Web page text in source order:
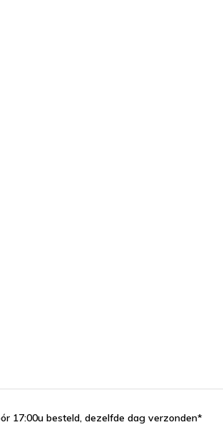
17:00u besteld, dezelfde dag verzonden*